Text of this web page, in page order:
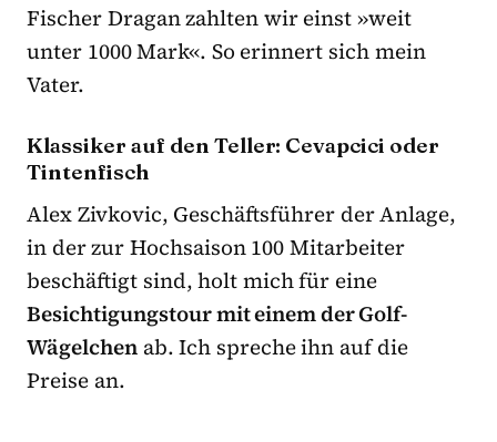
Fischer Dragan zahlten wir einst »weit
unter 1000 Mark«. So erinnert sich mein
Vater.
Klassiker auf den Teller: Cevapcici oder
Tintenfisch
Alex Zivkovic, Geschäftsführer der Anlage,
in der zur Hochsaison 100 Mitarbeiter
beschäftigt sind, holt mich für eine
Besichtigungstour mit einem der Golf-
Wägelchen ab. Ich spreche ihn auf die
Preise an.